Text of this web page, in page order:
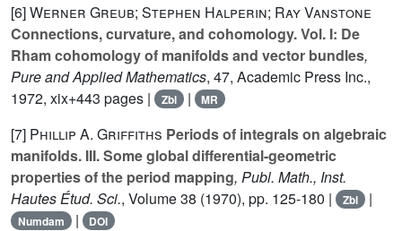
[6]Werner Greub; Stephen Halperin; Ray Vanstone
Connections, curvature, and cohomology. Vol. I: De
Rham cohomology of manifolds and vector bundles,
Pure and Applied Mathematics, 47, Academic Press Inc.,
1972, xix+443 pages |
Zbl | MR
[7] Phillip A. Griffiths Periods of integrals on algebraic
manifolds. III. Some global differential-geometric
properties of the period mapping, Publ. Math., Inst.
Hautes Étud. Sci., Volume 38 (1970), pp. 125-180 | Zbl |
Numdam | DOI